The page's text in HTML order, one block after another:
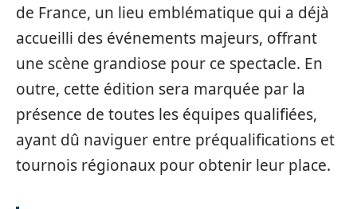
de France, un lieu emblématique qui a déjà
accueilli des événements majeurs, offrant
une scène grandiose pour ce spectacle. En
outre, cette édition sera marquée par la
présence de toutes les équipes qualifiées,
ayant dû naviguer entre préqualifications et
tournois régionaux pour obtenir leur place.